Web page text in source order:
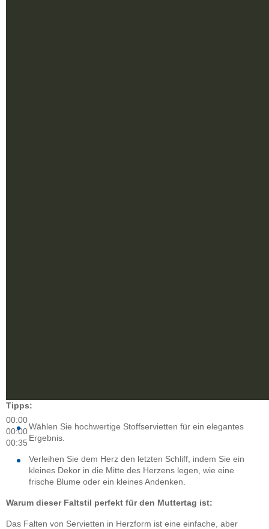
00:00
00:00
00:35
Tipps:
Wählen Sie hochwertige Stoffservietten für ein elegantes
Ergebnis.
Verleihen Sie dem Herz den letzten Schliff, indem Sie ein
kleines Dekor in die Mitte des Herzens legen, wie eine
frische Blume oder ein kleines Andenken.
Warum dieser Faltstil perfekt für den Muttertag ist:
Das Falten von Servietten in Herzform ist eine einfache, aber